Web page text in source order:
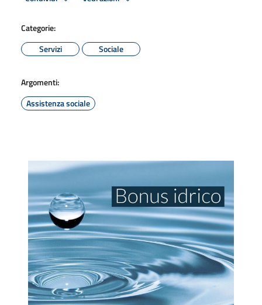
Categorie:
Servizi
Sociale
Argomenti:
Assistenza sociale